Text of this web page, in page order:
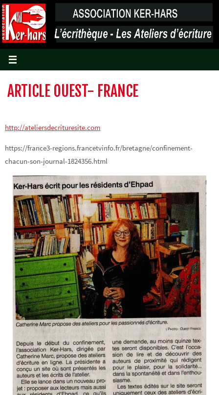
Passer
vers
le
contenu
ARTICLE OUEST- FRANCE
http://ateliersdecrituresite.com
https://france3-regions.francetvinfo.fr/bretagne/confinement-
chacun-son-journal-1824356.html